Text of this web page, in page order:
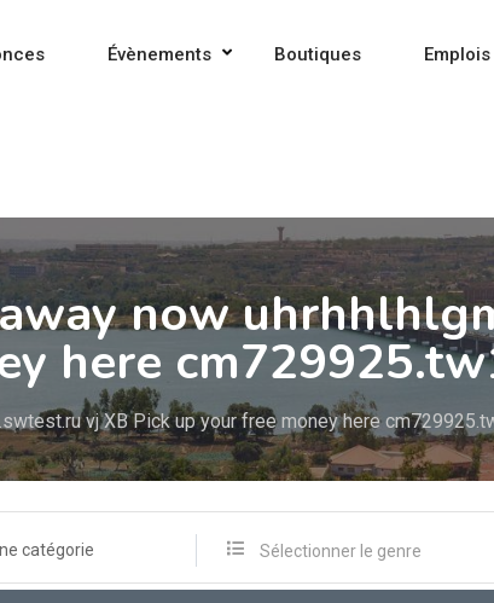
Évènements Boutiques Emplois
now
here
vj XB Pick up your free money here
catégorie Sélectionner le genre